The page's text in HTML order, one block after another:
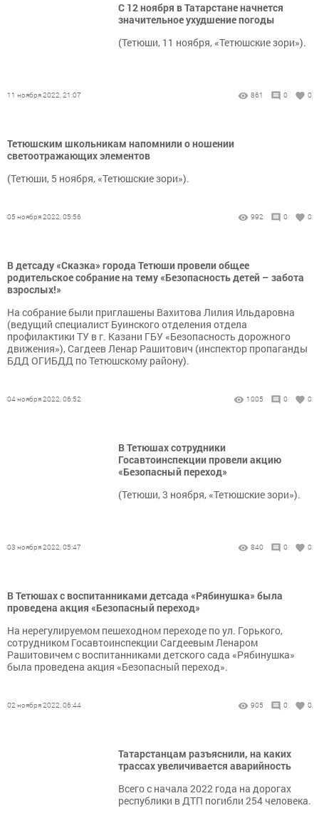
С 12 ноября в Татарстане начнется
значительное ухудшение погоды
(Тетюши, 11 ноября, «Тетюшские зори»).
11 ноября 2022, 21:07 861 0 0
Тетюшским школьникам напомнили о ношении
светоотражающих элементов
(Тетюши, 5 ноября, «Тетюшские зори»).
05 ноября 2022, 05:56 992 0 0
В детсаду «Сказка» города Тетюши провели общее
родительское собрание на тему «Безопасность детей – забота
взрослых!»
На собрание были приглашены Вахитова Лилия Ильдаровна
(ведущий специалист Буинского отделения отдела
профилактики ТУ в г. Казани ГБУ «Безопасность дорожного
движения»), Сагдеев Ленар Рашитович (инспектор пропаганды
БДД ОГИБДД по Тетюшскому району).
04 ноября 2022, 06:52 1005 0 0
В Тетюшах сотрудники
Госавтоинспекции провели акцию
«Безопасный переход»
(Тетюши, 3 ноября, «Тетюшские зори»).
03 ноября 2022, 05:47 840 0 0
В Тетюшах с воспитанниками детсада «Рябинушка» была
проведена акция «Безопасный переход»
На нерегулируемом пешеходном переходе по ул. Горького,
сотрудником Госавтоинспекции Сагдеевым Ленаром
Рашитовичем с воспитанниками детского сада «Рябинушка»
была проведена акция «Безопасный переход».
02 ноября 2022, 06:44 905 0 0
Татарстанцам разъяснили, на каких
трассах увеличивается аварийность
Всего с начала 2022 года на дорогах
республики в ДТП погибли 254 человека.